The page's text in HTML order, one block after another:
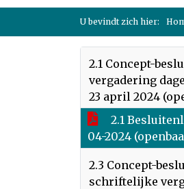
U bevindt zich hier:
2.1 Concept-
vergadering
23 april 2024
2.1
04-2024
2.3 Concept-
schriftelijke